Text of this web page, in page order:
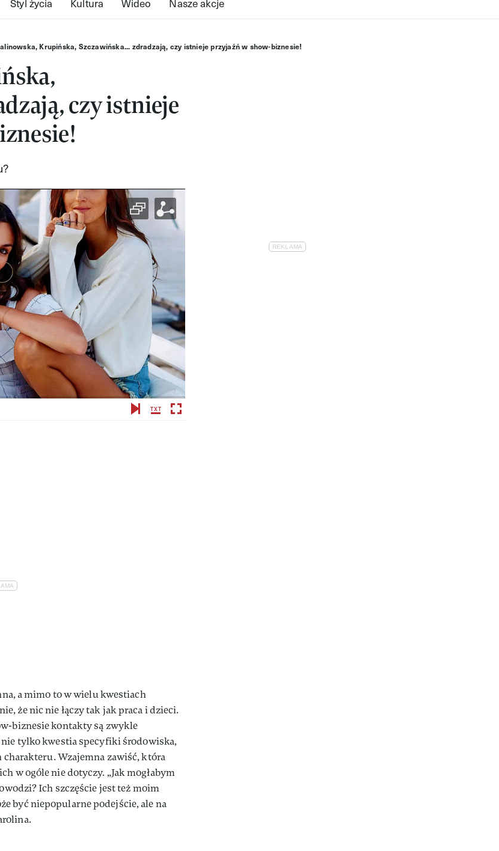
Krupińska, Szczawińska... zdradzają, czy istnieje przyjaźń w show-biznesie!
czy istnieje
a mimo to w wielu kwestiach
że nic nie łączy tak jak praca i dzieci.
biznesie kontakty są zwykle
tylko kwestia specyfiki środowiska,
charakteru. Wzajemna zawiść, która
w ogóle nie dotyczy. „Jak mogłabym
Ich szczęście jest też moim
być niepopularne podejście, ale na